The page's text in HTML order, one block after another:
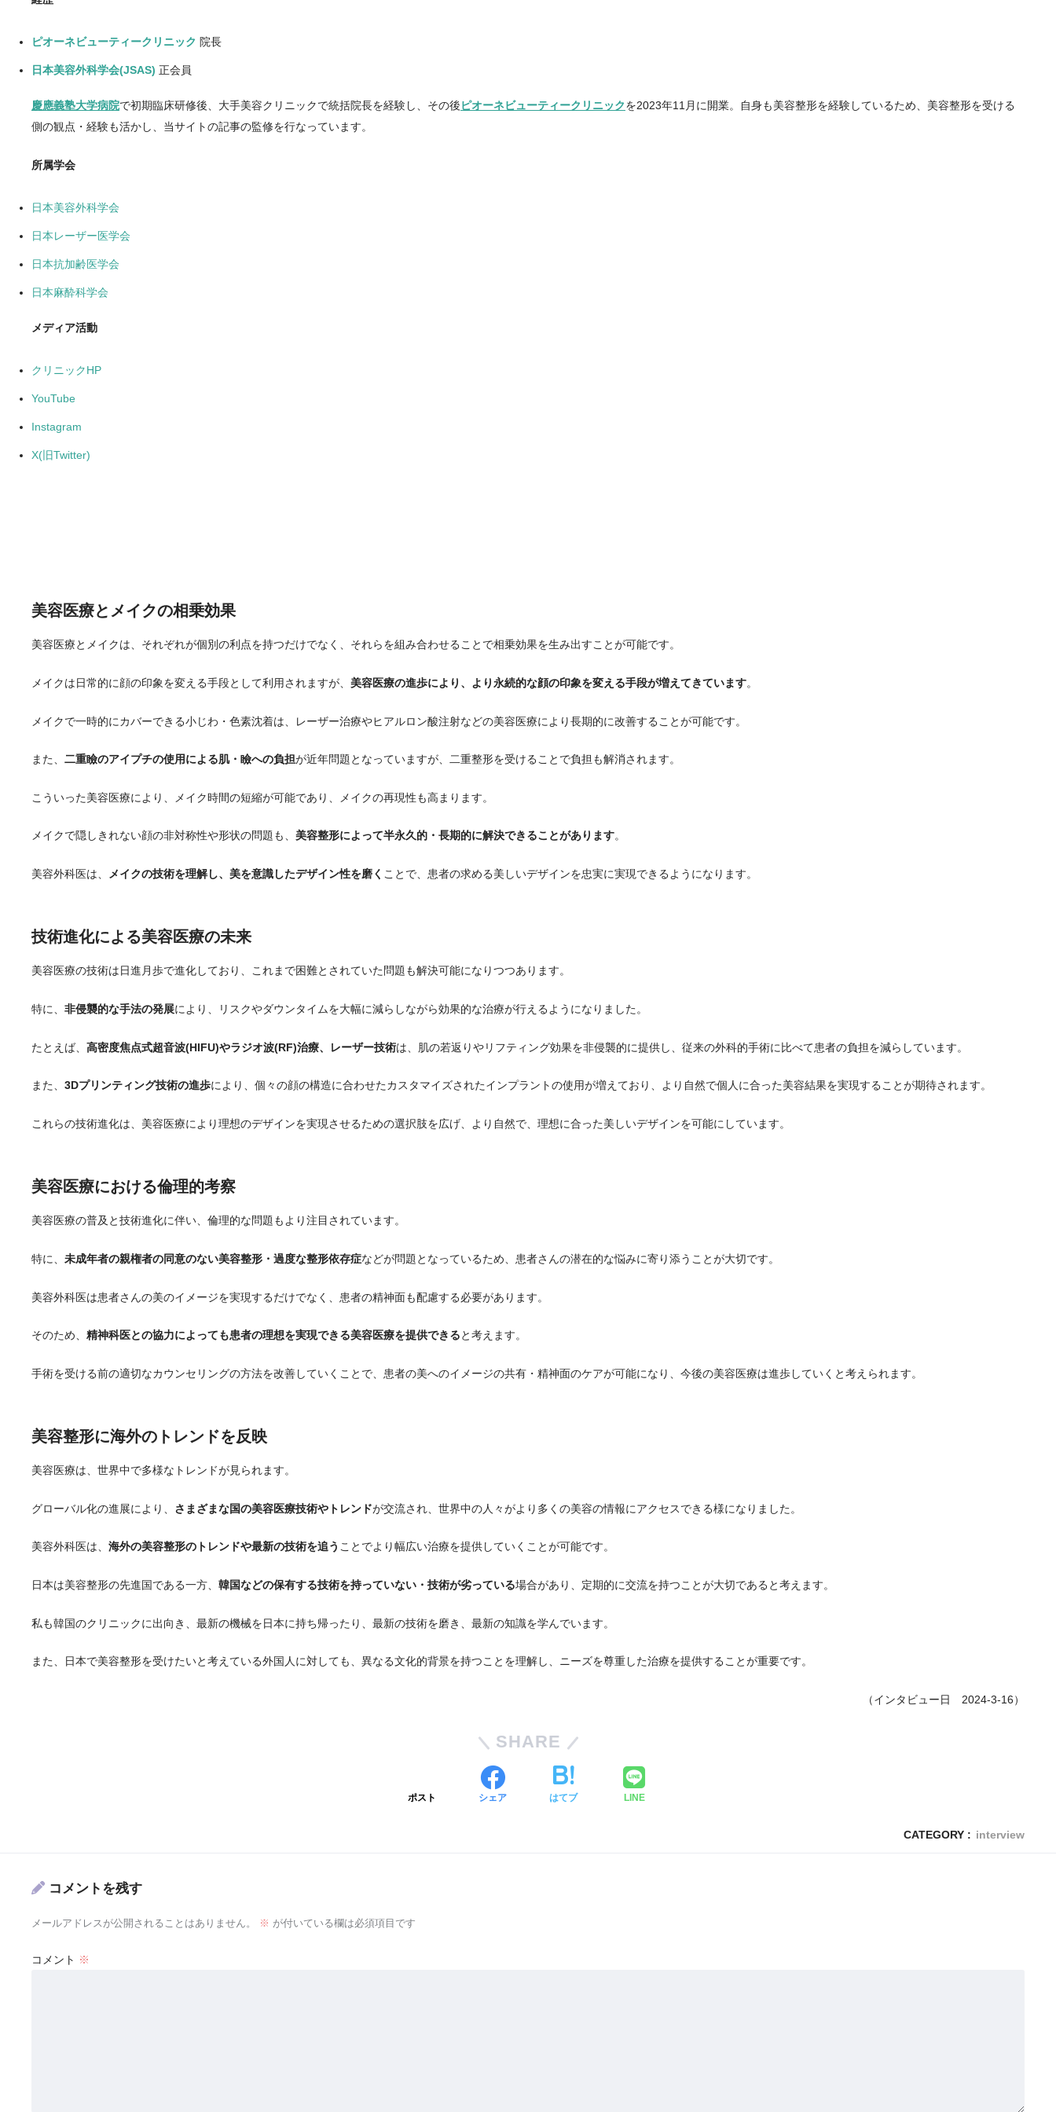
ピオーネビューティークリニック 院長
日本美容外科学会(JSAS) 正会員
慶應義塾大学病院で初期臨床研修後、大手美容クリニックで統括院長を経験し、その後ピオーネビューティークリニックを2023年11月に開業。自身も美容整形を経験しているため、美容整形を受ける
側の観点・経験も活かし、当サイトの記事の監修を行なっています。
所属学会
日本美容外科学会
日本レーザー医学会
日本抗加齢医学会
日本麻酔科学会
メディア活動
クリニックHP
YouTube
Instagram
X(旧Twitter)
美容医療とメイクの相乗効果
美容医療とメイクは、それぞれが個別の利点を持つだけでなく、それらを組み合わせることで相乗効果を生み出すことが可能です。
メイクは日常的に顔の印象を変える手段として利用されますが、 美容医療の進歩により、より永続的な顔の印象を変える手段が増えてきています。
メイクで一時的にカバーできる小じわ・色素沈着は、レーザー治療やヒアルロン酸注射などの美容医療により長期的に改善することが可能です。
また、 二重瞼のアイプチの使用による肌・瞼への負担が近年問題となっていますが、二重整形を受けることで負担も解消されます。
こういった美容医療により、メイク時間の短縮が可能であり、メイクの再現性も高まります。
メイクで隠しきれない顔の非対称性や形状の問題も、 美容整形によって半永久的・長期的に解決できることがあります。
美容外科医は、 メイクの技術を理解し、美を意識したデザイン性を磨く ことで、患者の求める美しいデザインを忠実に実現できるようになります。
技術進化による美容医療の未来
美容医療の技術は日進月歩で進化しており、これまで困難とされていた問題も解決可能になりつつあります。
特に、 非侵襲的な手法の発展により、リスクやダウンタイムを大幅に減らしながら効果的な治療が行えるようになりました。
たとえば、 高密度焦点式超音波(HIFU)やラジオ波(RF)治療、レーザー技術は、肌の若返りやリフティング効果を非侵襲的に提供し、従来の外科的手術に比べて患者の負担を減らしています。
また、 3Dプリンティング技術の進歩により、個々の顔の構造に合わせたカスタマイズされたインプラントの使用が増えており、より自然で個人に合った美容結果を実現することが期待されます。
これらの技術進化は、美容医療により理想のデザインを実現させるための選択肢を広げ、より自然で、理想に合った美しいデザインを可能にしています。
美容医療における倫理的考察
美容医療の普及と技術進化に伴い、倫理的な問題もより注目されています。
特に、 未成年者の親権者の同意のない美容整形・過度な整形依存症などが問題となっているため、患者さんの潜在的な悩みに寄り添うことが大切です。
美容外科医は患者さんの美のイメージを実現するだけでなく、患者の精神面も配慮する必要があります。
そのため、 精神科医との協力によっても患者の理想を実現できる美容医療を提供できると考えます。
手術を受ける前の適切なカウンセリングの方法を改善していくことで、患者の美へのイメージの共有・精神面のケアが可能になり、今後の美容医療は進歩していくと考えられます。
美容整形に海外のトレンドを反映
美容医療は、世界中で多様なトレンドが見られます。
グローバル化の進展により、 さまざまな国の美容医療技術やトレンドが交流され、世界中の人々がより多くの美容の情報にアクセスできる様になりました。
美容外科医は、 海外の美容整形のトレンドや最新の技術を追う ことでより幅広い治療を提供していくことが可能です。
日本は美容整形の先進国である一方、 韓国などの保有する技術を持っていない・技術が劣っている場合があり、定期的に交流を持つことが大切であると考えます。
私も韓国のクリニックに出向き、最新の機械を日本に持ち帰ったり、最新の技術を磨き、最新の知識を学んでいます。
また、日本で美容整形を受けたいと考えている外国人に対しても、異なる文化的背景を持つことを理解し、ニーズを尊重した治療を提供することが重要です。
（インタビュー日 2024-3-16）
SHARE
ポスト シェア はてブ LINE
CATEGORY : interview
コメントを残す
メールアドレスが公開されることはありません。 ※ が付いている欄は必須項目です
コメント ※